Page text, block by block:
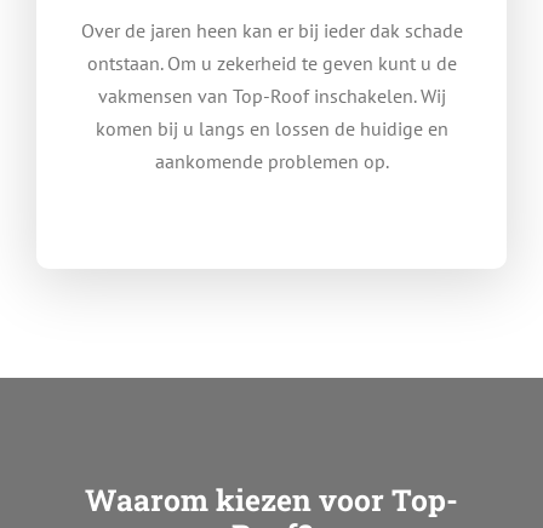
Over de jaren heen kan er bij ieder dak schade
ontstaan. Om u zekerheid te geven kunt u de
vakmensen van Top-Roof inschakelen. Wij
komen bij u langs en lossen de huidige en
aankomende problemen op.
Waarom kiezen voor Top-